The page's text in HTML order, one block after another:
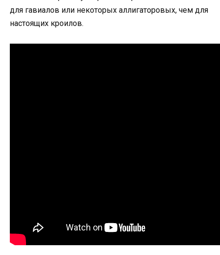
для гавиалов или некоторых аллигаторовых, чем для
настоящих кроилов.